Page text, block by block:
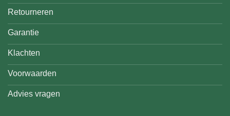
Retourneren
Garantie
Klachten
Voorwaarden
Advies vragen